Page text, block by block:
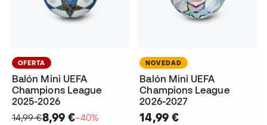
OFERTA
Balón Mini UEFA
Champions League
2025-2026
14,99 €8,99 €−40%
NOVEDAD
Balón Mini UEFA
Champions League
2026-2027
14,99 €